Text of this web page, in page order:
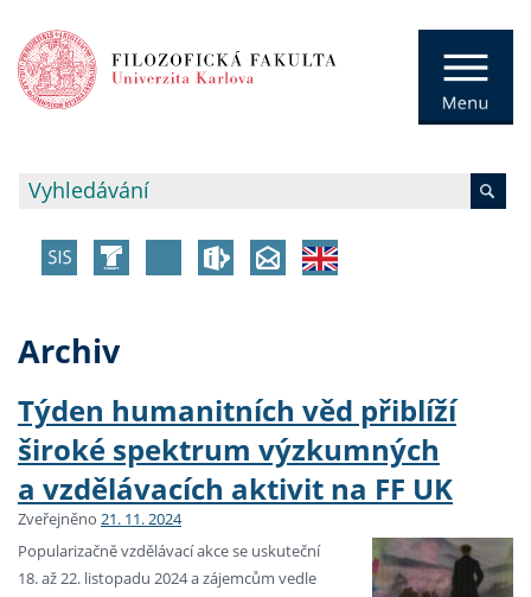
Archiv
Týden humanitních věd přiblíží
široké spektrum výzkumných
a vzdělávacích aktivit na FF UK
Zveřejněno 21. 11. 2024
Popularizačně vzdělávací akce se uskuteční
18. až 22. listopadu 2024 a zájemcům vedle